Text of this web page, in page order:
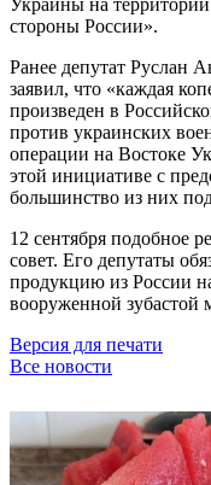
стороны России».
Ранее депутат Руслан
заявил, что «каждая
произведен в
против украинских
операции на Востоке
этой инициативе с
большинство из них
12 сентября подобное
совет. Его депутаты
продукцию из России
вооруженной зубастой
Версия для печати
Все новости